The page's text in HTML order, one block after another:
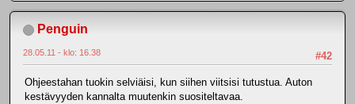
Penguin
#42
28.05.11 - klo: 16.38
Ohjeestahan tuokin selviäisi, kun siihen viitsisi tutustua. Auton
kestävyyden kannalta muutenkin suositeltavaa.